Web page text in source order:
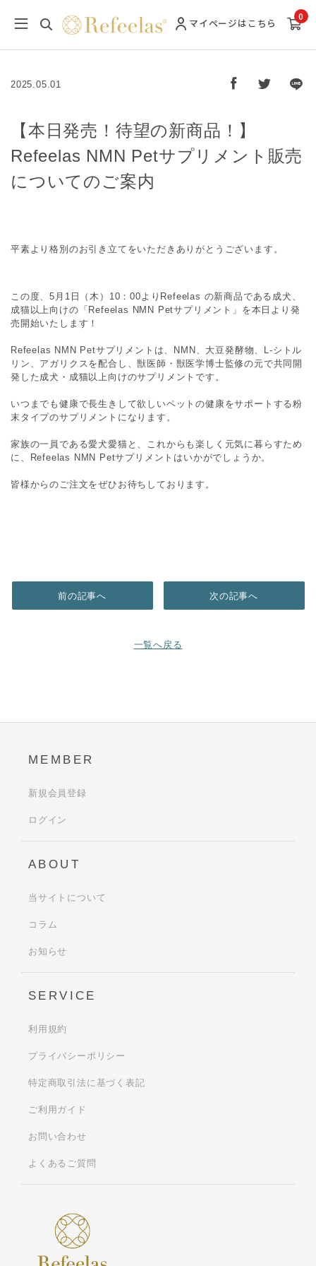
マイページはこちら
0
2025.05.01
【本日発売！待望の新商品！】
Refeelas NMN Petサプリメント販売
についてのご案内
平素より格別のお引き立てをいただきありがとうございます。
この度、5月1日（木）10：00よりRefeelas の新商品である成犬、
成猫以上向けの「Refeelas NMN Petサプリメント」を本日より発
売開始いたします！
Refeelas NMN Petサプリメントは、NMN、大豆発酵物、L-シトル
リン、アガリクスを配合し、獣医師・獣医学博士監修の元で共同開
発した成犬・成猫以上向けのサプリメントです。
いつまでも健康で長生きして欲しいペットの健康をサポートする粉
末タイプのサプリメントになります。
家族の一員である愛犬愛猫と、これからも楽しく元気に暮らすため
に、Refeelas NMN Petサプリメントはいかがでしょうか。
皆様からのご注文をぜひお待ちしております。
前の記事へ
一覧へ戻る
次の記事へ
MEMBER
新規会員登録
ログイン
ABOUT
当サイトについて
コラム
お知らせ
SERVICE
利用規約
プライバシーポリシー
特定商取引法に基づく表記
ご利用ガイド
お問い合わせ
よくあるご質問